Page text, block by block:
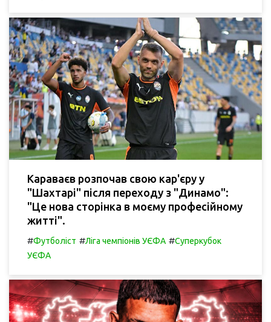
Караваєв розпочав свою кар'єру у
"Шахтарі" після переходу з "Динамо":
"Це нова сторінка в моєму професійному
житті".
#Футболіст #Ліга чемпіонів УЄФА #Суперкубок
УЄФА